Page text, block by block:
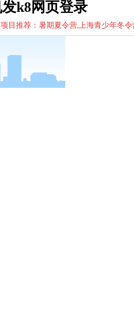
k8网页登录
目推荐：暑期夏令营,上海青少年冬令